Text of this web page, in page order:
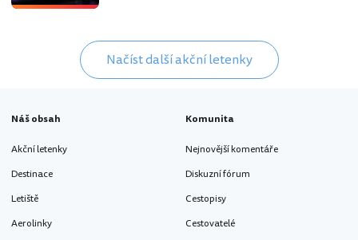
Načíst další akční letenky
Náš obsah
Akční letenky
Destinace
Letiště
Aerolinky
Komunita
Nejnovější komentáře
Diskuzní fórum
Cestopisy
Cestovatelé